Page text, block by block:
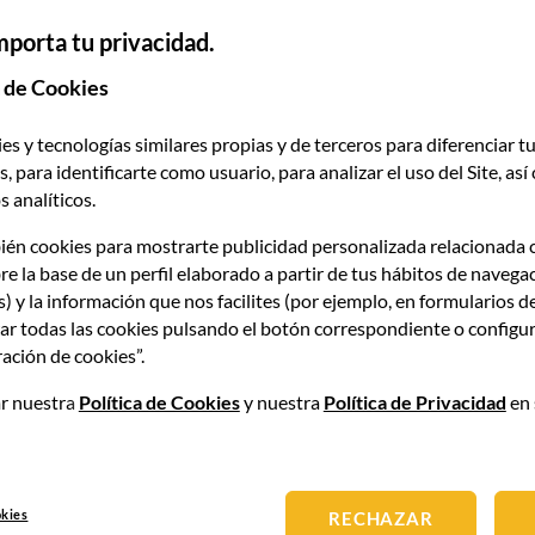
de profesionales altamente capacitados y
vinícola. El vino es un polo de atracción de turistas:
y museos de las Rutas del Vino de España. Esta
y pequeñas ciudades, siendo el reflejo del buen hacer
española.
4.200 bodegas, de las cuales más de 3.500 son
de las más internaciones llegando a 189 países
viñedo ecológico, con 121.200 hectáreas de viñedos y
el mundo del vino ydirector del Máster en Formación
de Barcelona Culinary Hub,
Universidades, describe el mercado del vino español
del sector que presenta el último informe del
tu privacidad.
Cookies
y tecnologías similares propias y de terceros para diferenciar
para identificarte como usuario, para analizar el uso del Site, así
analíticos.
cookies para mostrarte publicidad personalizada relacionada
la base de un perfil elaborado a partir de tus hábitos de
y la información que nos facilites (por ejemplo, en formularios
todas las cookies pulsando el botón correspondiente o
de cookies”.
nuestra Política de Cookiesy nuestra Política de Privacidad en
RECHAZAR